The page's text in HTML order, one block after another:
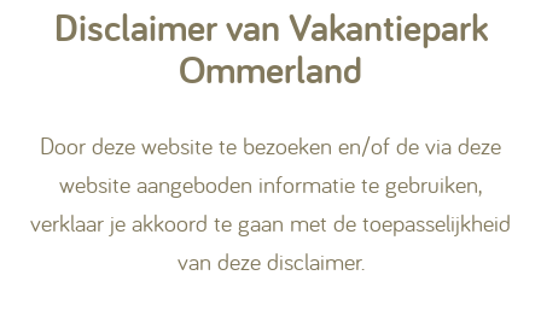
Kamperen
Disclaimer van Vakantiepark
Ommerland
Door deze website te bezoeken en/of de via deze
website aangeboden informatie te gebruiken,
verklaar je akkoord te gaan met de toepasselijkheid
van deze disclaimer.